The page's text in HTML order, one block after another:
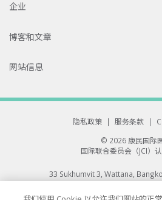
企业
博客和文章
网站信息
隐私政策 | 服务条款 |
© 2026 康民国际
国际联合委员会（JCI）
33 Sukhumvit 3, Wattana,
All rights